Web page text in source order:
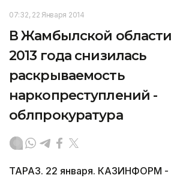
07:32, 22 Января 2014
В Жамбылской
2013 года снизилась
раскрываемость
наркопреступлений -
облпрокуратура
ТАРАЗ. 22 января. КАЗИНФОРМ